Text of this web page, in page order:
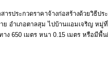
ารประกวดราคาจ้างก่อสร้างด้วยวิธีป
อำเภอตาลสุม ไปบ้านแอมเจริญ หมู่
ง 650 เมตร หนา 0.15 เมตร หรือมีพื้